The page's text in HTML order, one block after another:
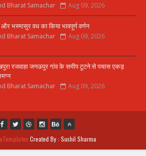
Bharat Samachar Aug 09, 2026
और भस्मासुर वध का किया भावपूर्ण वर्णन
Bharat Samachar Aug 09, 2026
रजवाहा जनऊपुर गांव के समीप टूटने से पचास एकड़
Bharat Samachar Aug 09, 2026
Created By : Sushil Sharma